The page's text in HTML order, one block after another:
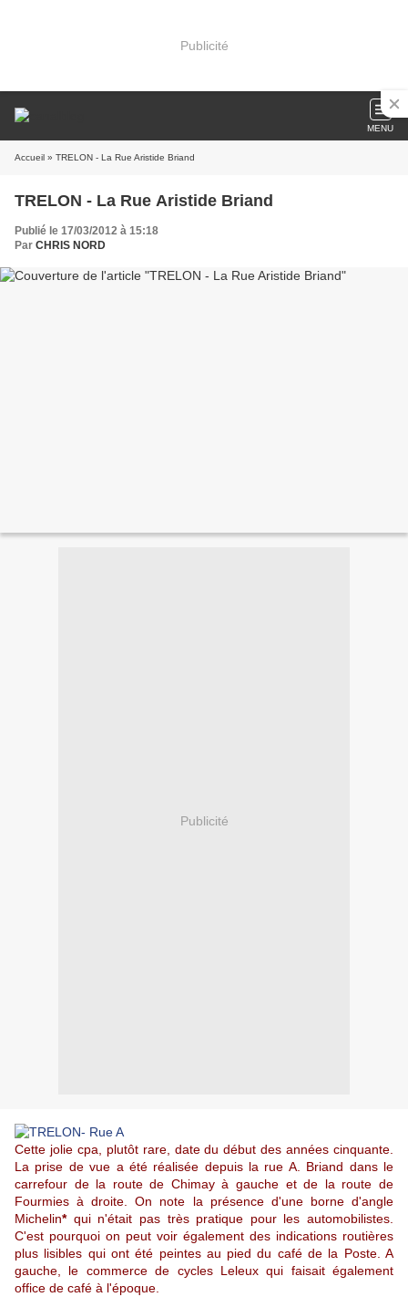
Publicité
MENU
Accueil » TRELON - La Rue Aristide Briand
TRELON - La Rue Aristide Briand
Publié le 17/03/2012 à 15:18
Par CHRIS NORD
Publicité
Cette jolie cpa, plutôt rare, date du début des années cinquante.
La prise de vue a été réalisée depuis la rue A. Briand dans le
carrefour de la route de Chimay à gauche et de la route de
Fourmies à droite. On note la présence d'une borne d'angle
Michelin*qui n'était pas très pratique pour les automobilistes.
C'est pourquoi on peut voir également des indications routières
plus lisibles qui ont été peintes au pied du café de la Poste. A
gauche, le commerce de cycles Leleux qui faisait également
office de café à l'époque.